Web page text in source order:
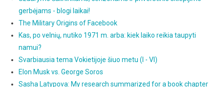
gerbėjams - blogi laikai!
The Military Origins of Facebook
Kas, po velnių, nutiko 1971 m. arba: kiek laiko reikia taupyti
namui?
Svarbiausia tema Vokietijoje šiuo metu (I - VI)
Elon Musk vs. George Soros
Sasha Latypova: My research summarized for a book chapter